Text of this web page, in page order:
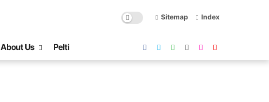
Sitemap Index
About Us Pelti